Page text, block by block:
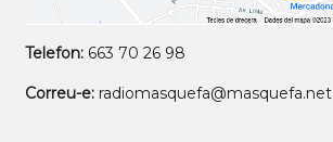
Telefon: 663 70 26 98
Correu-e: radiomasquefa@masquefa.net